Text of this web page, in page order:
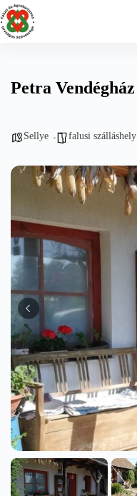
Skip
to
content
Petra Vendégház
Sellye falusi szálláshely